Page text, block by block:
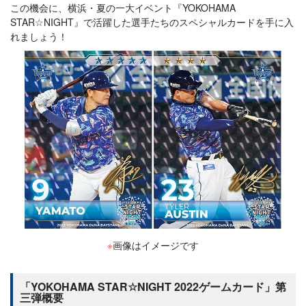
この機会に、横浜・夏の一大イベント『YOKOHAMA
STAR☆NIGHT』で活躍した選手たちのスペシャルカードを手に入
れましょう！
※画像はイメージです
「YOKOHAMA STAR☆NIGHT 2022ゲームカード」第
三弾概要